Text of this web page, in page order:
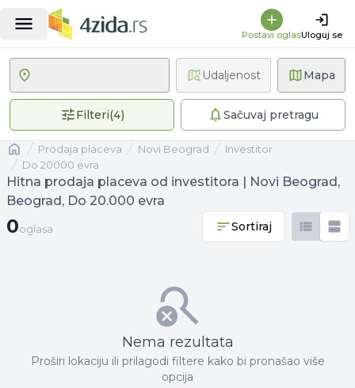
Postavi oglasUloguj se
Mapa
Filteri(4)4 primenjena filteraSačuvaj pretragu
Udaljenost
Naslovnaprodaja placeva Novi Beograd
investitor
Do 20000 evra
Hitna prodaja placeva od investitora | Novi Beograd,
Beograd, Do 20.000 evra
0 oglasa
0oglasa Sortiraj
Nema rezultata
Proširi lokaciju ili prilagodi filtere kako bi pronašao više
opcija